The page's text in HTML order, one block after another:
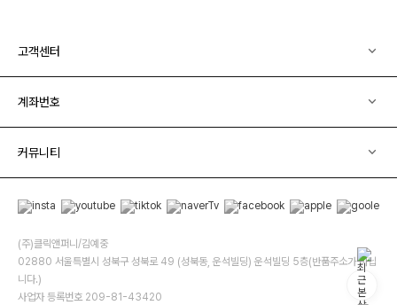
고객센터
계좌번호
커뮤니티
(주)클릭앤퍼니/김예중
02880 서울특별시 성북구 성북로 49 (성북동, 운석빌딩) 운석빌딩 5층(반품주소가 아닙
니다.)
사업자 등록번호 209-81-43420